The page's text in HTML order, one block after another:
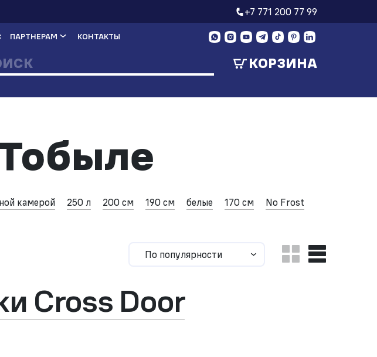
+7 771 200 77 99
ПАРТНЕРАМ КОНТАКТЫ
КОРЗИНА
камерой 250 л 200 см 190 см белые 170 см
No Frost
По популярности
Cross Door